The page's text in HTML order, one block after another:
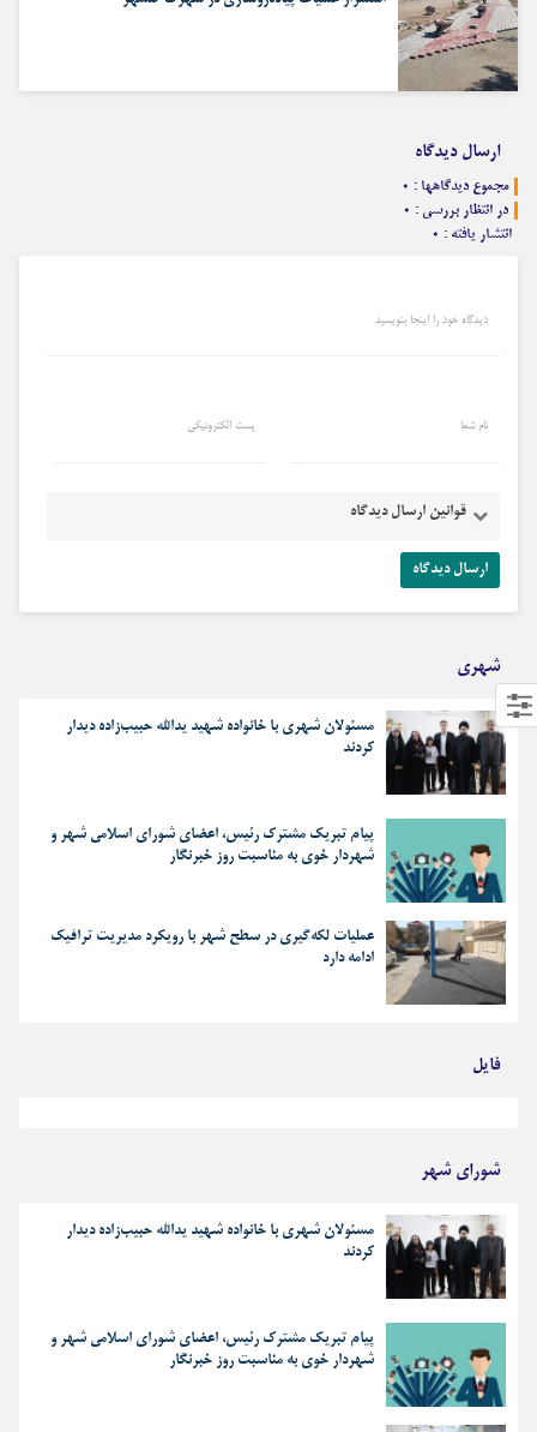
ارسال دیدگاه
مجموع دیدگاهها : ۰
در انتظار بررسی : ۰
انتشار یافته : ۰
دیدگاه خود را اینجا بنویسید
نام شما پست الکترونیکی
قوانین ارسال دیدگاه
شهری
مسئولان شهری با خانواده شهید یدالله حبیب‌زاده دیدار
کردند
پیام تبریک مشترک رئیس، اعضای شورای اسلامی شهر و
شهردار خوی به مناسبت روز خبرنگار
عملیات لکه‌گیری در سطح شهر با رویکرد مدیریت ترافیک
ادامه دارد
فایل
شورای شهر
مسئولان شهری با خانواده شهید یدالله حبیب‌زاده دیدار
کردند
پیام تبریک مشترک رئیس، اعضای شورای اسلامی شهر و
شهردار خوی به مناسبت روز خبرنگار